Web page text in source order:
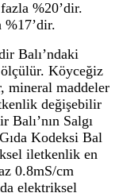
%20’dir.
%17’dir.
Balı’ndaki
Köyceğiz
mineral maddeler
değişebilir
Salgı
Kodeksi Bal
iletkenlik en
0.8mS/cm
elektriksel